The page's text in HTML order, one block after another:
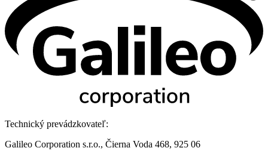
Technický prevádzkovateľ:
Galileo Corporation s.r.o., Čierna Voda 468, 925 06